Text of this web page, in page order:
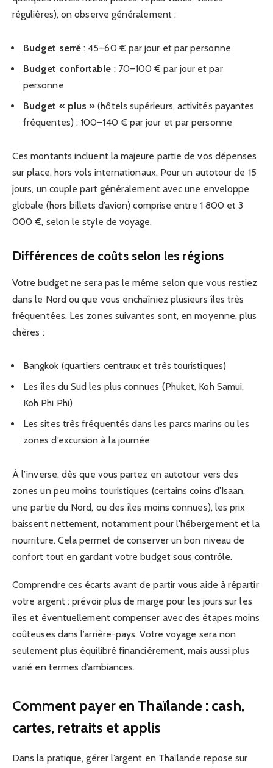
régulières), on observe généralement :
Budget serré: 45–60 € par jour et par personne
Budget confortable : 70–100 € par jour et par
personne
Budget « plus » (hôtels supérieurs, activités payantes
fréquentes) : 100–140 € par jour et par personne
Ces montants incluent la majeure partie de vos dépenses
sur place, hors vols internationaux. Pour un autotour de 15
jours, un couple part généralement avec une enveloppe
globale (hors billets d’avion) comprise entre 1 800 et 3
000 €, selon le style de voyage.
Différences de coûts selon les régions
Votre budget ne sera pas le même selon que vous restiez
dans le Nord ou que vous enchaîniez plusieurs îles très
fréquentées. Les zones suivantes sont, en moyenne, plus
chères :
Bangkok (quartiers centraux et très touristiques)
Les îles du Sud les plus connues (Phuket, Koh Samui,
Koh Phi Phi)
Les sites très fréquentés dans les parcs marins ou les
zones d’excursion à la journée
À l’inverse, dès que vous partez en autotour vers des
zones un peu moins touristiques (certains coins d’Isaan,
une partie du Nord, ou des îles moins connues), les prix
baissent nettement, notamment pour l’hébergement et la
nourriture. Cela permet de conserver un bon niveau de
confort tout en gardant votre budget sous contrôle.
Comprendre ces écarts avant de partir vous aide à répartir
votre argent : prévoir plus de marge pour les jours sur les
îles et éventuellement compenser avec des étapes moins
coûteuses dans l’arrière-pays. Votre voyage sera non
seulement plus équilibré financièrement, mais aussi plus
varié en termes d’ambiances.
Comment payer en Thaïlande : cash,
cartes, retraits et applis
Dans la pratique, gérer l’argent en Thaïlande repose sur